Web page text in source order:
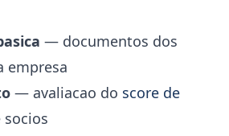
— documentos dos
empresa
— avaliacao do score de
socios